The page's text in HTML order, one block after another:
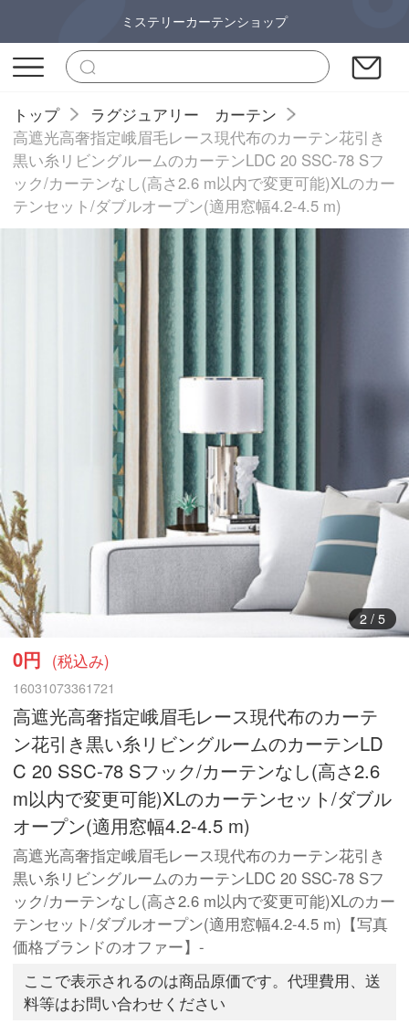
ミステリーカーテンショップ
トップ
ラグジュアリー カーテン
高遮光高奢指定峨眉毛レース現代布のカーテン花引き
黒い糸リビングルームのカーテンLDC 20 SSC-78 Sフ
ック/カーテンなし(高さ2.6 m以内で変更可能)XLのカー
テンセット/ダブルオープン(適用窓幅4.2-4.5 m)
3/ 5
0円 (税込み)
16031073361721
高遮光高奢指定峨眉毛レース現代布のカーテ
ン花引き黒い糸リビングルームのカーテンLD
C 20 SSC-78 Sフック/カーテンなし(高さ2.6
m以内で変更可能)XLのカーテンセット/ダブル
オープン(適用窓幅4.2-4.5 m)
高遮光高奢指定峨眉毛レース現代布のカーテン花引き
黒い糸リビングルームのカーテンLDC 20 SSC-78 Sフ
ック/カーテンなし(高さ2.6 m以内で変更可能)XLのカー
テンセット/ダブルオープン(適用窓幅4.2-4.5 m)【写真
価格ブランドのオファー】-
ここで表示されるのは商品原価です。代理費用、送
料等はお問い合わせください